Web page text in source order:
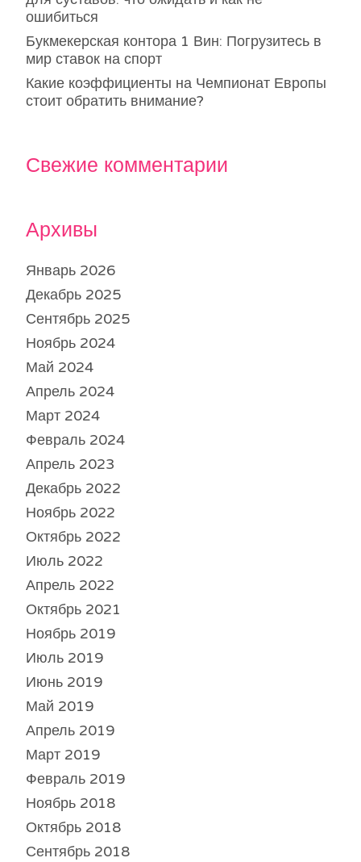
ошибиться
Букмекерская контора 1 Вин: Погрузитесь в
мир ставок на спорт
Какие коэффициенты на Чемпионат Европы
стоит обратить внимание?
Свежие комментарии
Архивы
Январь 2026
Декабрь 2025
Сентябрь 2025
Ноябрь 2024
Май 2024
Апрель 2024
Март 2024
Февраль 2024
Апрель 2023
Декабрь 2022
Ноябрь 2022
Октябрь 2022
Июль 2022
Апрель 2022
Октябрь 2021
Ноябрь 2019
Июль 2019
Июнь 2019
Май 2019
Апрель 2019
Март 2019
Февраль 2019
Ноябрь 2018
Октябрь 2018
Сентябрь 2018